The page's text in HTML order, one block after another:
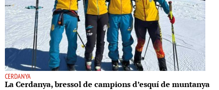
CERDANYA
La Cerdanya, bressol de campions d’esquí de muntanya